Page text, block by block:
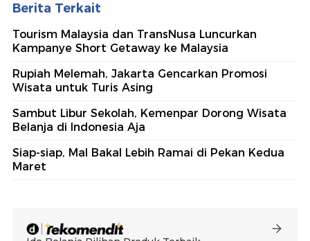
Berita Terkait
Tourism Malaysia dan TransNusa Luncurkan
Kampanye Short Getaway ke Malaysia
Rupiah Melemah, Jakarta Gencarkan Promosi
Wisata untuk Turis Asing
Sambut Libur Sekolah, Kemenpar Dorong Wisata
Belanja di Indonesia Aja
Siap-siap, Mal Bakal Lebih Ramai di Pekan Kedua
Maret